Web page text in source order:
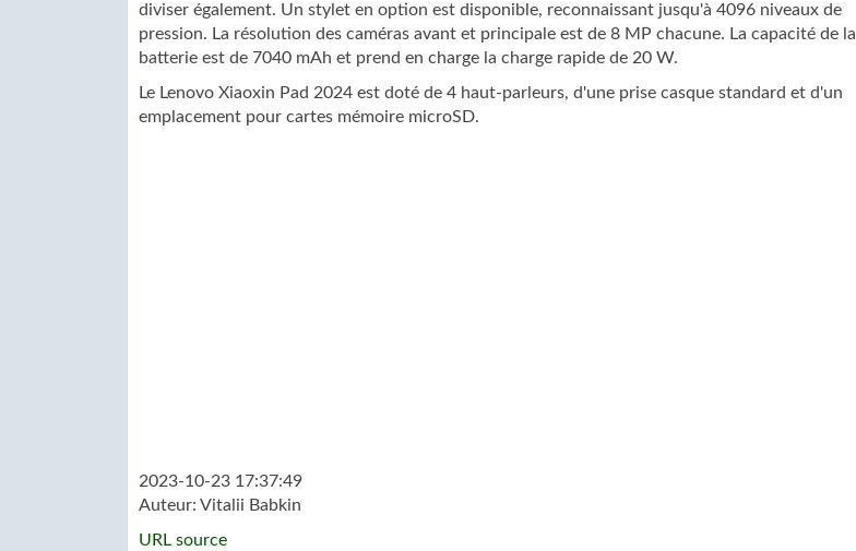
diviser également. Un stylet en option est disponible, reconnaissant jusqu'à 4096 niveaux de
pression. La résolution des caméras avant et principale est de 8 MP chacune. La capacité de la
batterie est de 7040 mAh et prend en charge la charge rapide de 20 W.
Le Lenovo Xiaoxin Pad 2024 est doté de 4 haut-parleurs, d'une prise casque standard et d'un
emplacement pour cartes mémoire microSD.
2023-10-23 17:37:49
Auteur: Vitalii Babkin
URL source